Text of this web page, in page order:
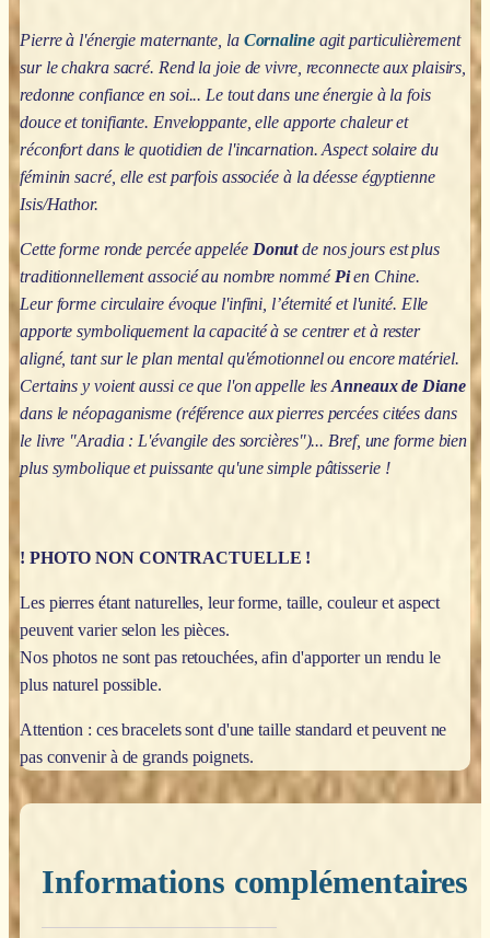
Pierre à l'énergie maternante, la Cornaline agit particulièrement
sur le chakra sacré. Rend la joie de vivre, reconnecte aux plaisirs,
redonne confiance en soi... Le tout dans une énergie à la fois
douce et tonifiante. Enveloppante, elle apporte chaleur et
réconfort dans le quotidien de l'incarnation. Aspect solaire du
féminin sacré, elle est parfois associée à la déesse égyptienne
Isis/Hathor.
Cette forme ronde percée appelée Donutde nos jours est plus
traditionnellement associé au nombre nommé Pien Chine.
Leur forme circulaire évoque l'infini, l’éternité et l'unité. Elle
apporte symboliquement la capacité à se centrer et à rester
aligné, tant sur le plan mental qu'émotionnel ou encore matériel.
Certains y voient aussi ce que l'on appelle lesAnneaux de Diane
dans le néopaganisme (référence aux pierres percées citées dans
le livre "Aradia : L'évangile des sorcières")... Bref, une forme bien
plus symbolique et puissante qu'une simple pâtisserie !
! PHOTO NON CONTRACTUELLE !
Les pierres étant naturelles, leur forme, taille, couleur et aspect
peuvent varier selon les pièces.
Nos photos ne sont pas retouchées, afin d'apporter un rendu le
plus naturel possible.
Attention : ces bracelets sont d'une taille standard et peuvent ne
pas convenir à de grands poignets.
Informations complémentaires